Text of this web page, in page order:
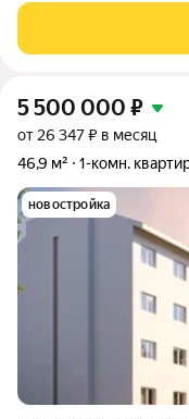
жилая комната (17
хранения,
5 500 000 ₽
от 26 347 ₽ в месяц
46,9 м²
1-комн.
новостройка